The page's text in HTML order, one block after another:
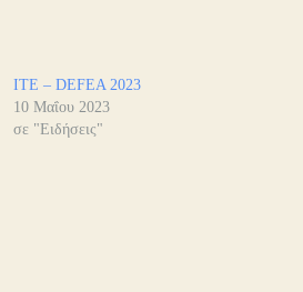
ΙΤΕ – DEFEA 2023
10 Μαΐου 2023
σε "Ειδήσεις"